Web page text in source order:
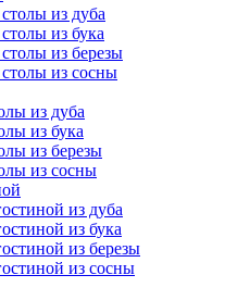
из дуба
из бука
из березы
из сосны
из дуба
из бука
из березы
из сосны
из дуба
из бука
из березы
из сосны